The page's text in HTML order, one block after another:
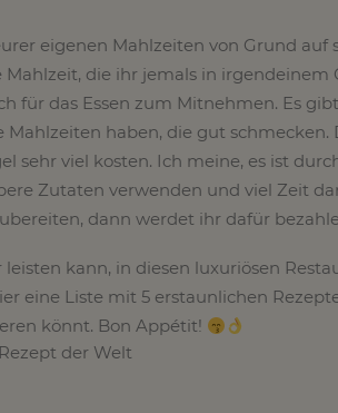
eigenen Mahlzeiten von Grund auf
Mahlzeit, die ihr jemals in irgendeinem
für das Essen zum Mitnehmen. Es
haben, die gut schmecken.
sehr viel kosten. Ich meine, es ist
Zutaten verwenden und viel Zeit
dann werdet ihr dafür
kann, in diesen luxuriösen
eine Liste mit 5 erstaunlichen
könnt. Bon Appétit!
der Welt